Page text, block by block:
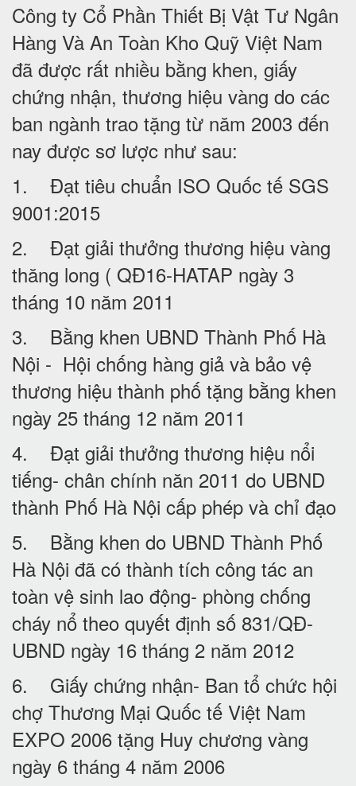
Công ty Cổ Phần Thiết Bị Vật Tư Ngân
Hàng Và An Toàn Kho Quỹ Việt Nam
đã được rất nhiều bằng khen, giấy
chứng nhận, thương hiệu vàng do các
ban ngành trao tặng từ năm 2003 đến
nay được sơ lược như sau:
1. Đạt tiêu chuẩn ISO Quốc tế SGS
9001:2015
2. Đạt giải thưởng thương hiệu vàng
thăng long ( QĐ16-HATAP ngày 3
tháng 10 năm 2011
3. Bằng khen UBND Thành Phố Hà
Nội - Hội chống hàng giả và bảo vệ
thương hiệu thành phố tặng bằng khen
ngày 25 tháng 12 năm 2011
4. Đạt giải thưởng thương hiệu nổi
tiếng- chân chính năn 2011 do UBND
thành Phố Hà Nội cấp phép và chỉ đạo
5. Bằng khen do UBND Thành Phố
Hà Nội đã có thành tích công tác an
toàn vệ sinh lao động- phòng chống
cháy nổ theo quyết định số 831/QĐ-
UBND ngày 16 tháng 2 năm 2012
6. Giấy chứng nhận- Ban tổ chức hội
chợ Thương Mại Quốc tế Việt Nam
EXPO 2006 tặng Huy chương vàng
ngày 6 tháng 4 năm 2006